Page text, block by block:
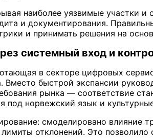
наиболее уязвимые участки
и документирования.
и принимать решения на
системный вход и
в секторе цифровых
Вместо быстрой экспансии
рынка — соответствие
под норвежский язык и
смоделировано влияние
отклонений. Это позволило